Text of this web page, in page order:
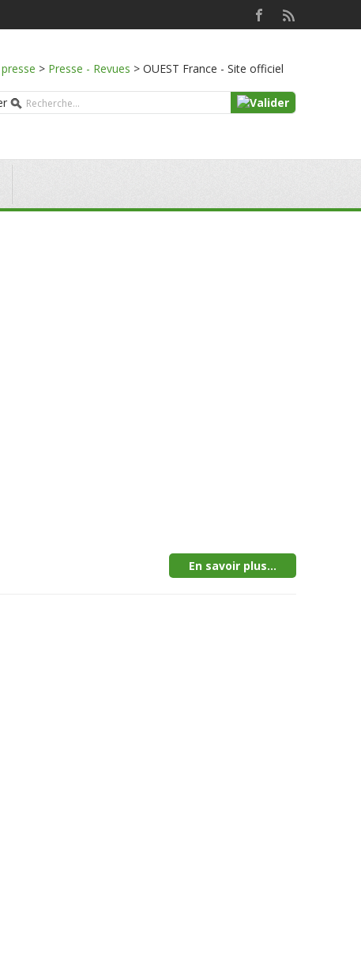
> Presse - Revues > OUEST France - Site officiel
En savoir plus...